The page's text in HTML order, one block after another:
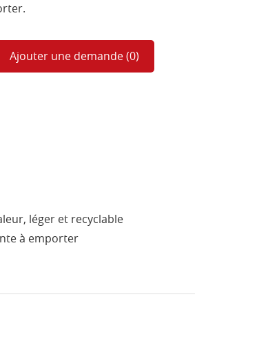
Ajouter une demande (0)
léger et recyclable
à emporter